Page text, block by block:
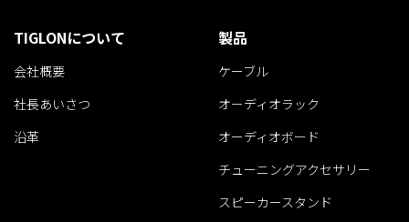
TIGLONについて
会社概要
社長あいさつ
沿革
製品
ケーブル
オーディオラック
オーディオボード
チューニングアクセサリー
スピーカースタンド